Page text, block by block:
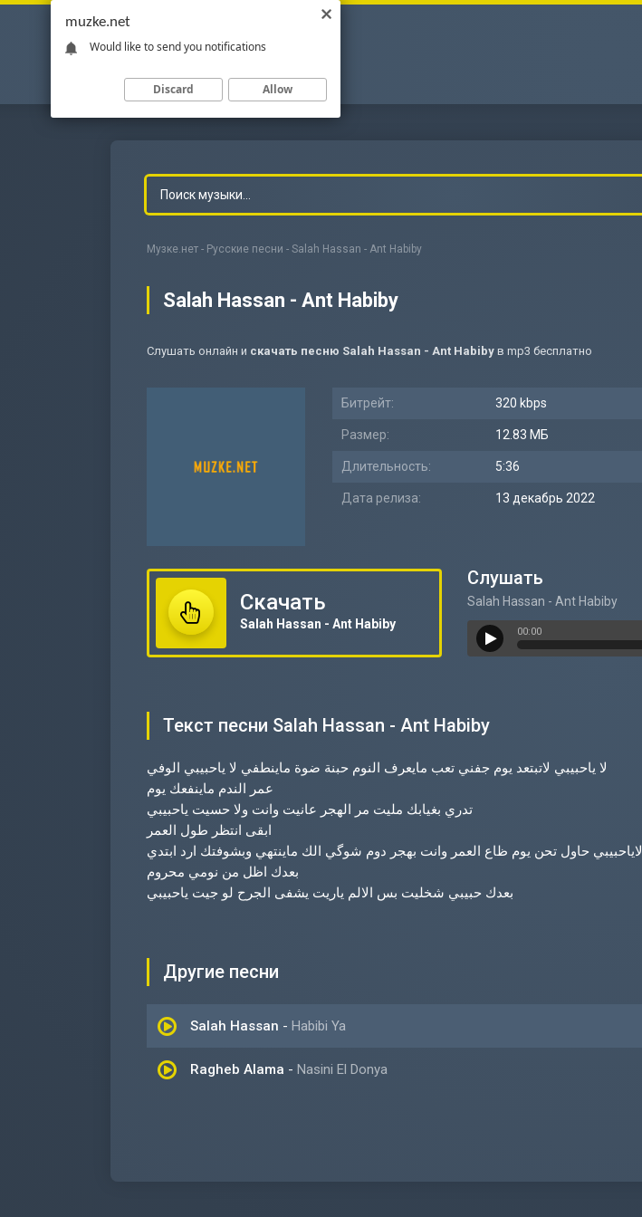
Музке.нет - Русские песни - Salah Hassan - Ant Habiby
Salah Hassan - Ant Habiby
Слушать онлайн и скачать песню Salah Hassan - Ant Habiby в mp3 бесплатно
Битрейт: 320 kbps
Размер: 12.83 МБ
Длительность: 5:36
Дата релиза: 13 декабрь 2022
Скачать
Salah Hassan - Ant Habiby
Слушать
Salah Hassan - Ant Habiby
00:00
Текст песни Salah Hassan - Ant Habiby
لا ياحبيبي لاتبتعد يوم جفني تعب مايعرف النوم حبنة ضوة ماينطفي لا ياحبيبي الوفي
عمر الندم ماينفعك يوم
تدري بغيابك مليت مر الهجر عانيت وانت ولا حسيت ياحبيبي
ابقى انتظر طول العمر
لاياحبيبي حاول تحن يوم ظاع العمر وانت بهجر دوم شوگي الك ماينتهي وبشوفتك ارد ابتدي
بعدك اظل من نومي محروم
بعدك حبيبي شخليت بس الالم ياريت يشفى الجرح لو جيت ياحبيبي
Другие песни
Salah Hassan - Habibi Ya
Ragheb Alama - Nasini El Donya
muzke.net
Would like to send you notifications
Discard Allow